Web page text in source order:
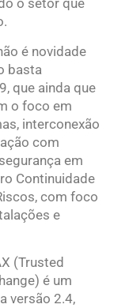
o setor que
é novidade
basta
que ainda que
o foco em
interconexão
com
em
Continuidade
com foco
e
(Trusted
é um
versão 2.4,